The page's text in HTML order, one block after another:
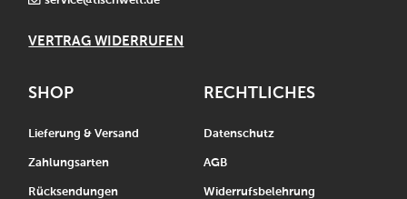
VERTRAG WIDERRUFEN
SHOP
Lieferung & Versand
Zahlungsarten
Rücksendungen
RECHTLICHES
Datenschutz
AGB
Widerrufsbelehrung